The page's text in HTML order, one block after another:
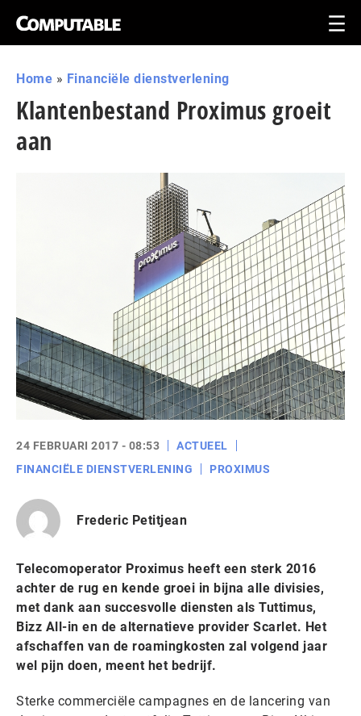
Home » Financiële dienstverlening
Klantenbestand Proximus groeit
aan
24 FEBRUARI 2017 - 08:53
ACTUEEL
FINANCIËLE DIENSTVERLENING
PROXIMUS
Frederic Petitjean
Telecomoperator Proximus heeft een sterk 2016
achter de rug en kende groei in bijna alle divisies,
met dank aan succesvolle diensten als Tuttimus,
Bizz All-in en de alternatieve provider Scarlet. Het
afschaffen van de roamingkosten zal volgend jaar
wel pijn doen, meent het bedrijf.
Sterke commerciële campagnes en de lancering van